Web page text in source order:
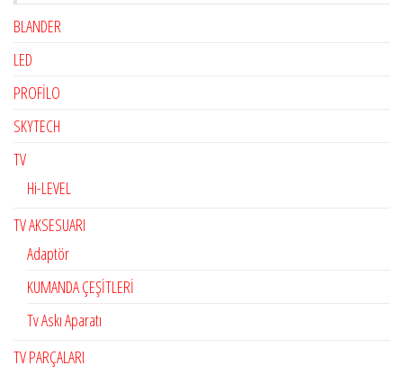
BLANDER
LED
PROFİLO
SKYTECH
TV
Hi-LEVEL
TV AKSESUARI
Adaptör
KUMANDA ÇEŞİTLERİ
Tv Askı Aparatı
TV PARÇALARI